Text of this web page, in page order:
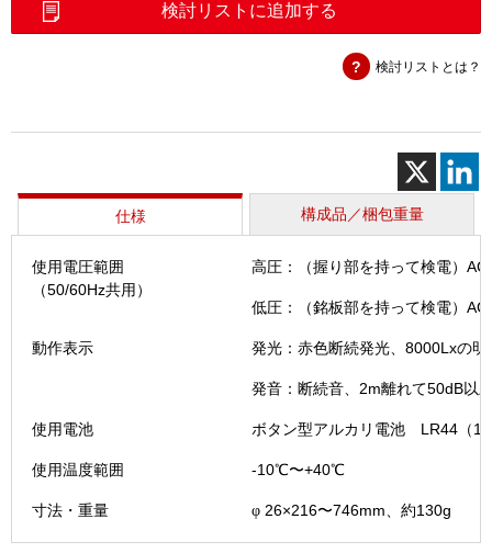
電
－
6B)
個
検討リストに追加する
検討リストとは？
仕様 構成品／梱包重量
使用電圧範囲
（50/60Hz共用）
高圧：（握り部を持って検電）
低圧：（銘板部を持って検電）
動作表示 発光：赤色断続発光、8000Lxの
発音：断続音、2m離れて50dB以
使用電池 ボタン型アルカリ電池 LR44（
使用温度範囲 -10℃〜+40℃
寸法・重量 φ 26×216〜746mm、約130g